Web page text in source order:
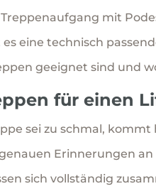
mit
eine technisch
geeignet sind und
für einen
sei zu schmal,
Erinnerungen
sich vollständig